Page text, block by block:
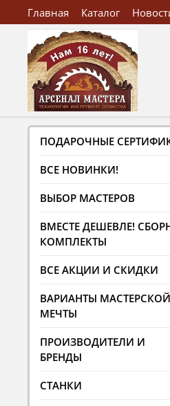
Главная Каталог
ПОДАРОЧНЫЕ
ВСЕ НОВИНКИ!
ВЫБОР МАСТЕРОВ
ВМЕСТЕ ДЕШЕВЛЕ!
КОМПЛЕКТЫ
ВСЕ АКЦИИ И СКИДКИ
ВАРИАНТЫ МАСТЕРСКОЙ
МЕЧТЫ
ПРОИЗВОДИТЕЛИ И
БРЕНДЫ
СТАНКИ